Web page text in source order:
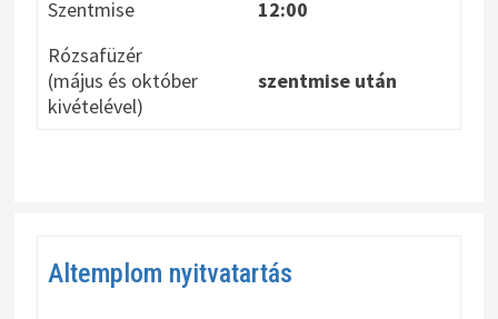
Szentmise
12:00
Rózsafüzér
(május és október
kivételével)
szentmise után
Altemplom nyitvatartás